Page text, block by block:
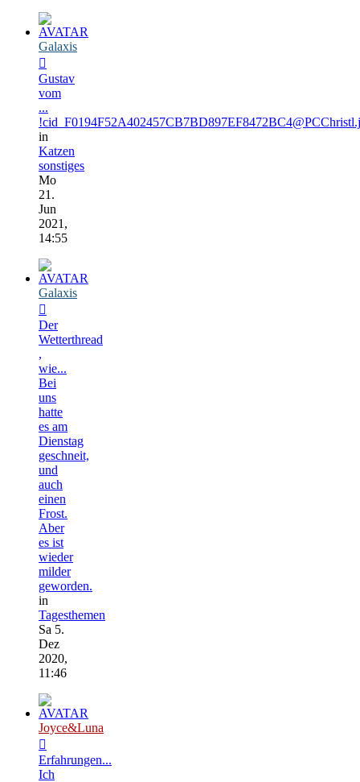
Galaxis
Gustav
vom
...
in
Katzen
sonstiges
Mo
21.
Jun
2021,
14:55
Galaxis
Der
Wetterthread
,
wie...
Bei
uns
hatte
es am
Dienstag
geschneit,
und
auch
einen
Frost.
Aber
es ist
wieder
milder
geworden.
in
Tagesthemen
Sa 5.
Dez
2020,
11:46
Joyce&Luna
Erfahrungen...
Ich